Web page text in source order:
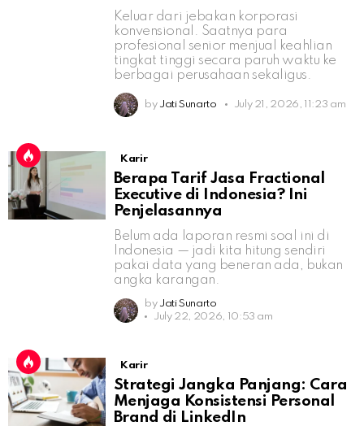
Keluar dari jebakan korporasi
konvensional. Saatnya para
profesional senior menjual keahlian
tingkat tinggi secara paruh waktu ke
berbagai perusahaan sekaligus.
by Jati Sunarto July 21, 2026, 11:23 am
Karir
Berapa Tarif Jasa Fractional
Executive di Indonesia? Ini
Penjelasannya
Belum ada laporan resmi soal ini di
Indonesia — jadi kita hitung sendiri
pakai data yang beneran ada, bukan
angka karangan.
by Jati Sunarto
July 22, 2026, 10:53 am
Karir
Strategi Jangka Panjang: Cara
Menjaga Konsistensi Personal
Brand di LinkedIn